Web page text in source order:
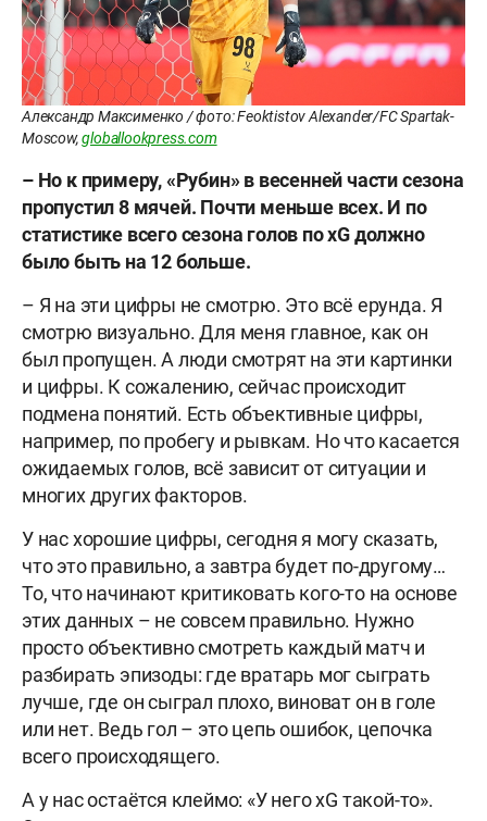
Александр Максименко / фото: Feoktistov Alexander/FC Spartak-
Moscow,globallookpress.com
– Но к примеру, «Рубин» в весенней части сезона
пропустил 8 мячей. Почти меньше всех. И по
статистике всего сезона голов по xG должно
было быть на 12 больше.
– Я на эти цифры не смотрю. Это всё ерунда. Я
смотрю визуально. Для меня главное, как он
был пропущен. А люди смотрят на эти картинки
и цифры. К сожалению, сейчас происходит
подмена понятий. Есть объективные цифры,
например, по пробегу и рывкам. Но что касается
ожидаемых голов, всё зависит от ситуации и
многих других факторов.
У нас хорошие цифры, сегодня я могу сказать,
что это правильно, а завтра будет по-другому…
То, что начинают критиковать кого-то на основе
этих данных – не совсем правильно. Нужно
просто объективно смотреть каждый матч и
разбирать эпизоды: где вратарь мог сыграть
лучше, где он сыграл плохо, виноват он в голе
или нет. Ведь гол – это цепь ошибок, цепочка
всего происходящего.
А у нас остаётся клеймо: «У него xG такой-то».